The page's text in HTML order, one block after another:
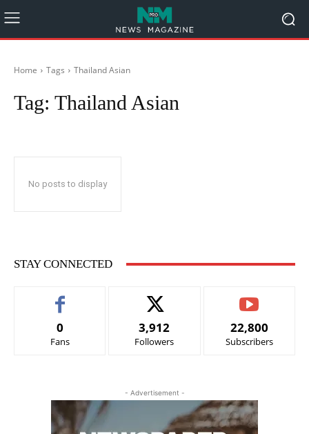
Home Tags Thailand Asian
Tag: Thailand Asian
No posts to display
STAY CONNECTED
0
Fans
3,912
Followers
22,800
Subscribers
- Advertisement -